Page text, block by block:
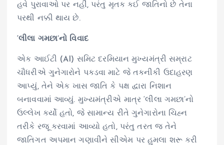
હવે પુરાવાઓ પર નહીં, પરંતુ મૃતક કઈ જાતિનો છે તેના
પરથી નક્કી થાય છે.
‘લીલા ગમછા’નો વિવાદ
એક આઈટી (AI) સમિટ દરમિયાન મુખ્યમંત્રી સમ્રાટ
ચૌધરીએ ગુનેગારોને પકડવા માટે જે તકનીકી ઉદાહરણ
આપ્યું, તેને એક ખાસ જાતિ કે પક્ષ દ્વારા નિશાન
બનાવવામાં આવ્યું. મુખ્યમંત્રીએ માત્ર ‘લીલા ગમછા’નો
ઉલ્લેખ કર્યો હતો, જે સામાન્ય રીતે ગુનેગારોના ચિહ્ન
તરીકે રજૂ કરવામાં આવ્યો હતો, પરંતુ તરત જ તેને
જાતિગત અપમાન ગણાવીને સીએમ પર હુમલા શરૂ કરી